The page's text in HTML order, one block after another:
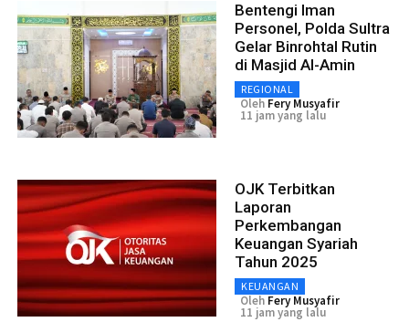
Bentengi Iman
Personel, Polda Sultra
Gelar Binrohtal Rutin
di Masjid Al-Amin
REGIONAL
Oleh Fery Musyafir
11 jam yang lalu
OJK Terbitkan
Laporan
Perkembangan
Keuangan Syariah
Tahun 2025
KEUANGAN
Oleh Fery Musyafir
11 jam yang lalu